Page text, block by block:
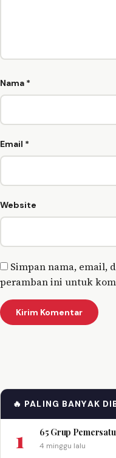
Nama *
Email *
Website
Simpan nama, email,
peramban ini untuk
🔥 PALING BANYAK
1 65 Grup Pemersatu
4 minggu lalu